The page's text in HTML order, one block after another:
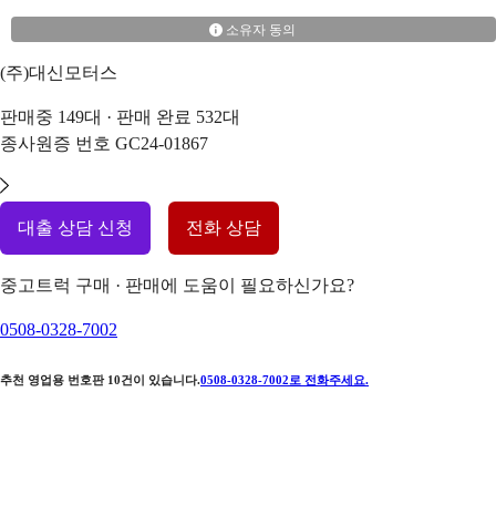
소유자 동의
(주)대신모터스
판매중 149대 · 판매 완료 532대
종사원증 번호 GC24-01867
대출 상담 신청 전화 상담
중고트럭 구매 · 판매에 도움이 필요하신가요?
0508-0328-7002
추천 영업용 번호판 10건이 있습니다.0508-0328-7002 로 전화주세요.